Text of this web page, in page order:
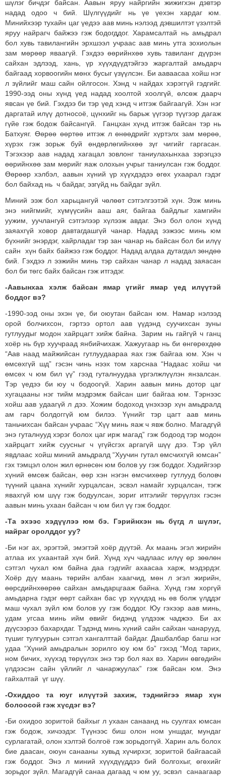
шүлэг бичдэг байсан. Аавын яруу найргийн жижигхэн дэвтэр
надад одоо ч бий. Шүлгүүдийг нь үе үехэн хардаг юм.
Минийхээр тухайн цаг үедээ аав минь нэлээд дэвшилтэт үзэлтэй
яруу найрагч байжээ гэж бодогддог. Харамсалтай нь амьдрал
бол хувь тавилангийн эрхшээл учраас аав минь утга зохиолын
зам мөрөөр яваагүй. Гэхдээ өөрийнхөө хувь тавиланг дүүрэн
сайхан эдлээд, хань, үр хүүхдүүдтэйгээ жаргалтай амьдарч
байгаад хорвоогийн мөнх бусыг үзүүлсэн. Би ааваасаа хойш нэг
л зүйлийг маш сайн ойлгосон. Хэнд ч найдах хэрэггүй гэдгийг.
1990-ээд оны хүнд үед надад хоолтой хоолгүй, өлсөж даарч
явсан үе бий. Гэхдээ би тэр үед хэнд ч итгэж байгаагүй. Хэн нэг
даргатай илүү дотносоё, цүнхийг нь барьж үүгээр түүгээр дагаж
гүйе гэж бодож байсангүй. Ганцхан хүнд итгэж байсан тэр нь
Батхуяг. Өөрөө өөртөө итгэж л өнөөдрийг хүртэлх зам мөрөө,
хүрэх гэж зорьж буй өндөрлөгийнхөө зүг чигийг гаргасан.
Тэгэхээр аав надад хагацал зовлонг таниулахынхаа зэрэгцээ
өөрийнхөө зам мөрийг яаж олохын учрыг таниулсан гэж боддог.
Өөрөөр хэлбэл, аавын хүний үр хүүхдэдээ өгөх ухаарал гэдэг
бол байхад нь ч байдаг, эзгүйд нь байдаг зүйл.
Миний ээж бол харьцангуй чөлөөт сэтгэлгээтэй хүн. Ээж минь
энэ нийгмийг, хүмүүсийн ааш аяг, байгаа байдлыг хамгийн
уужим, уучлангуй сэтгэлээр хүлээж авдаг. Энэ бол олон хүнд
заяахгүй ховор давтагдашгүй чанар. Надад ээжээс минь юм
бүхнийг энэрдэг, хайрладаг тэр зан чанар нь байсан бол би илүү
сайн хүн байх байжээ гэж боддог. Надад алдаа дутагдал зөндөө
бий. Гэхдээ л ээжийн минь тэр сайхан чанар л надад заяасан
бол би төгс байх байсан гэж итгэдэг.
-Аавынхаа хэлж байсан ямар үгийг ямар үед илүүтэй
боддог вэ?
-1990-ээд оны эхэн үе, би оюутан байсан юм. Намар нэлээд
орой болчихсон, гэртээ ортол аав үүдэнд суучихсан зуны
гутлуудыг модон хайрцагт хийж байна. Зарим нь гайгүй ч ганц
хоёр нь бүр хуучраад янбийчихаж. Хажуугаар нь би өнгөрөхдөө
“Аав наад майжийсан гутлуудаараа яах гэж байгаа юм. Хэн ч
өмсөхгүй шд” гэсэн чинь нээх том харснаа “Надаас хойш чи
өмсөх ч юм бил үү” гээд гуталнуудаа үргэлжлүүлэн янзалсан.
Тэр үедээ би юу ч бодоогүй. Харин аавын минь дотор цаг
хугацааны нэг тийм мэдрэмж байсан шиг байгаа юм. Тэрнээс
хойш аав удаагүй л дээ. Хожим бодоход үнэхээр хүн амьдралд
ам гарч болдоггүй юм билээ. Үүнийг тэр цагт аав минь
таньчихсан байсан учраас “Хүү минь яаж ч явж болно. Магадгүй
энэ гуталнууд хэрэг болох цаг ирж магад” гэж бодоод тэр модон
хайрцагт хийж суусныг ч үгүйсгэх аргагүй шүү дээ. Тэр үйл
явдлаас хойш миний амьдралд “Хуучин гутал өмсчихгүй юмсан”
гэх тэмцэл олон жил өрнөсөн юм болов уу гэж боддог. Хэдийгээр
хүний өмсөж байсан, өөр хэн нэгэн өмсчихөөр гутлууд боловч
түүний цаана хүнийг хурцалсан, эсвэл намайг хурцалсан, тэгж
явахгүй юм шүү гэж бодуулсан, зориг итгэлийг төрүүлэх гэсэн
аавын минь ухаан байсан ч юм бил үү гэж боддог.
-Та эхээс хэдүүлээ юм бэ. Гэрийнхэн нь бүгд л шүлэг,
найраг оролддог уу?
-Би нэг ах, эрэгтэй, эмэгтэй хоёр дүүтэй. Ах маань эгэл жирийн
атлаа их ухаантай хүн бий. Хүнд хүч чадлаас илүү өр зөөлөн
сэтгэл чухал юм байна даа гэдгийг ахаасаа харж, мэдэрдэг.
Хоёр дүү маань төрийн албан хаагчид, мөн л эгэл жирийн,
өөрсдийнхөөрөө сайхан амьдарцгааж байна. Хүнд гэм хоргүй
амьдарна гэдэг өөрт сайхан бас үр хүүхдэд нь өв болж үлддэг
маш чухал зүйл юм болов уу гэж боддог. Юу гэхээр аав минь,
удам угсаа минь ийм өвийг бидэнд үлдээж чаджээ. Би ах
дүүсээрээ бахархдаг. Тэдэнд минь хүний сайн сайхан чанарууд,
түшиг тулгуурын сэтгэл хангалттай байдаг. Дашбалбар багш нэг
удаа “Хүний амьдралын зорилго юу юм бэ” гэхэд “Мод тарих,
ном бичих, хүүхэд төрүүлэх энэ тэр бол яах вэ. Харин өвгөдийн
үлдээсэн сайн үйлийг л чанаржуулах” гэж байсан юм. Энэ
гайхалтай үг шүү.
-Охиддоо та юуг илүүтэй захиж, тэднийгээ ямар хүн
болоосой гэж хүсдэг вэ?
-Би охидоо зоригтой байхыг л ухаан санаанд нь суулгах юмсан
гэж бодож, хичээдэг. Түүнээс биш олон ном уншдаг, мундаг
сурлагатай, олон хэлтэй болгоё гэж зорьдоггүй. Харин аль болох
бие даасан, оюун санааны хувьд хүчирхэг, зоригтой байгаасай
гэж боддог. Энэ л миний хүүхдүүддээ бий болгохыг, өгөхийг
зорьдог зүйл. Магадгүй санаа дагаад ч юм уу, эсвэл санаагаар